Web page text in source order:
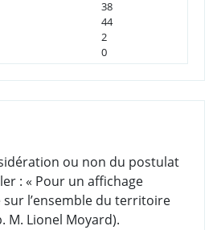
38
44
2
0
ou non du postulat
: « Pour un affichage
l’ensemble du territoire
M. Lionel Moyard).